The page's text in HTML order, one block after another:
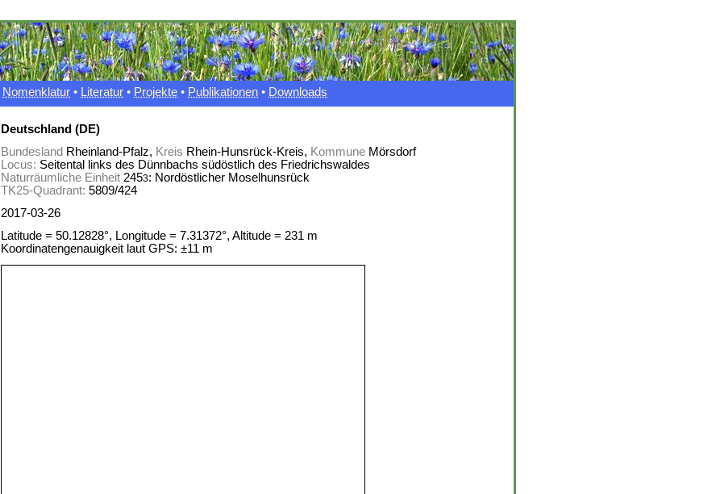
Nomenklatur • Literatur • Projekte • Publikationen • Downloads
Deutschland (DE)
Bundesland Rheinland-Pfalz, Kreis Rhein-Hunsrück-Kreis, Kommune Mörsdorf
Locus: Seitental links des Dünnbachs südöstlich des Friedrichswaldes
Naturräumliche Einheit 2453: Nordöstlicher Moselhunsrück
TK25-Quadrant: 5809/424
2017-03-26
Latitude = 50.12828°, Longitude = 7.31372°, Altitude = 231 m
Koordinatengenauigkeit laut GPS: ±11 m